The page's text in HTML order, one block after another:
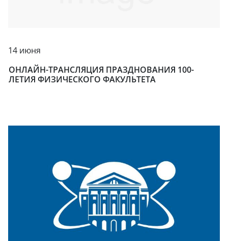
14 июня
ОНЛАЙН-ТРАНСЛЯЦИЯ ПРАЗДНОВАНИЯ 100-
ЛЕТИЯ ФИЗИЧЕСКОГО ФАКУЛЬТЕТА